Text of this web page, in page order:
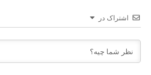
اشتراک در